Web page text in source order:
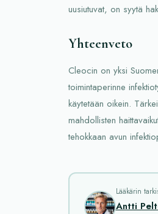
uusiutuvat, on syytä
Yhteenveto
Cleocin on yksi
toimintaperinne
käytetään oikein.
mahdollisten
tehokkaan avun
Lääkärin
Antti